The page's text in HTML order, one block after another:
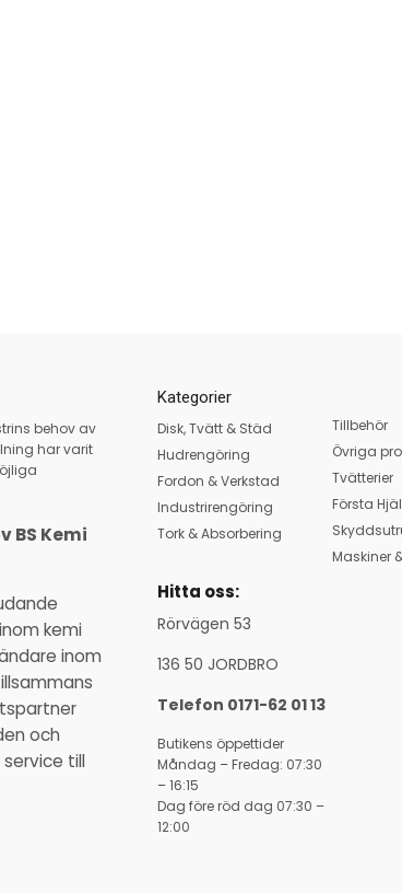
behov av
har varit
BS Kemi
kemi
inom
och
till
Kategorier
Disk, Tvätt & Städ
Hudrengöring
Fordon & Verkstad
Industrirengöring
Tork & Absorbering
Hitta oss:
Rörvägen 53
136 50 JORDBRO
Telefon 0171-62 01 13
Butikens öppettider
Måndag – Fredag: 07:30
– 16:15
Dag före röd dag 07:30 –
12:00
Tillbehör
Övriga
Tvätterier
Första
Maskiner